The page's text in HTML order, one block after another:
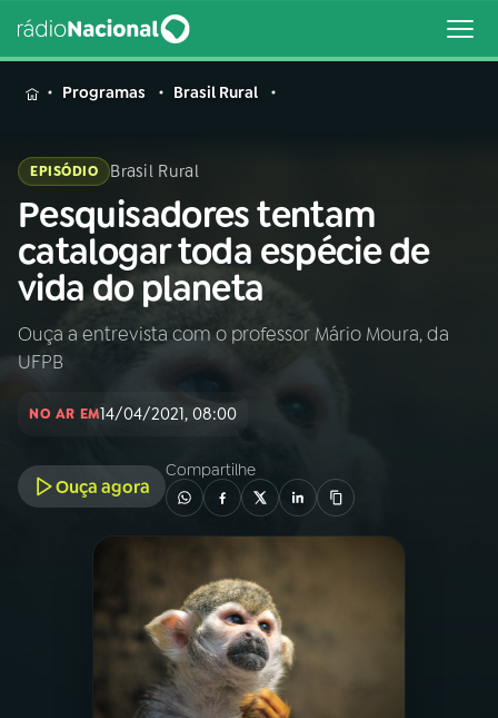
MENU
Buscar
na
Rádio
Nacional
Buscar
AO VIVO
INÍCIO
A RÁDIO
PROGRAMAÇÃO
PROGRAMAS
PODCASTS
Programas Brasil Rural
EPISÓDIO Brasil Rural
Pesquisadores tentam
catalogar toda espécie de
vida do planeta
Ouça a entrevista com o professor Mário Moura, da
UFPB
NO AR EM14/04/2021, 08:00
Ouça agora
Compartilhe